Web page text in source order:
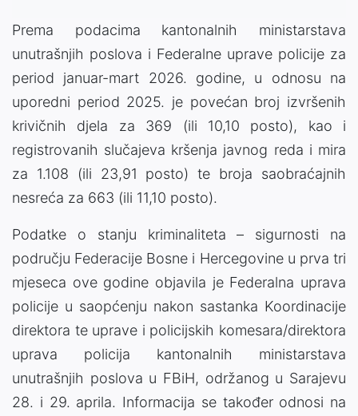
Prema podacima kantonalnih ministarstava
unutrašnjih poslova i Federalne uprave policije za
period januar-mart 2026. godine, u odnosu na
uporedni period 2025. je povećan broj izvršenih
krivičnih djela za 369 (ili 10,10 posto), kao i
registrovanih slučajeva kršenja javnog reda i mira
za 1.108 (ili 23,91 posto) te broja saobraćajnih
nesreća za 663 (ili 11,10 posto).
Podatke o stanju kriminaliteta – sigurnosti na
području Federacije Bosne i Hercegovine u prva tri
mjeseca ove godine objavila je Federalna uprava
policije u saopćenju nakon sastanka Koordinacije
direktora te uprave i policijskih komesara/direktora
uprava policija kantonalnih ministarstava
unutrašnjih poslova u FBiH, održanog u Sarajevu
28. i 29. aprila. Informacija se također odnosi na